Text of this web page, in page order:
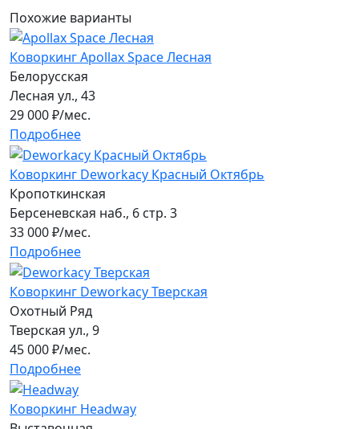
Похожие варианты
Коворкинг Apollax Space Лесная
Белорусская
Лесная ул., 43
29 000₽/мес.
Подробнее
Коворкинг Deworkacy Красный Октябрь
Кропоткинская
Берсеневская наб., 6 стр. 3
33 000₽/мес.
Подробнее
Коворкинг Deworkacy Тверская
Охотный Ряд
Тверская ул., 9
45 000₽/мес.
Подробнее
Коворкинг Headway